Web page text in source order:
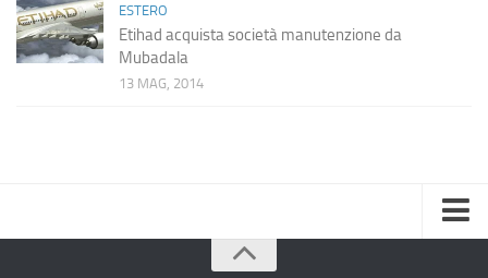
ESTERO
Etihad acquista società manutenzione da
Mubadala
13 MAG, 2014